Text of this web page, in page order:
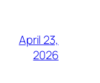
April 23,
2026